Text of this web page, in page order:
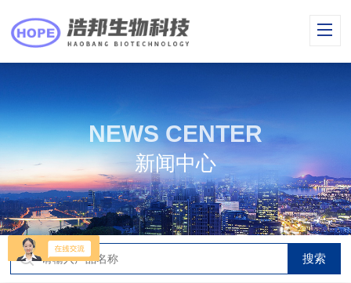
NEWS CENTER
新闻中心